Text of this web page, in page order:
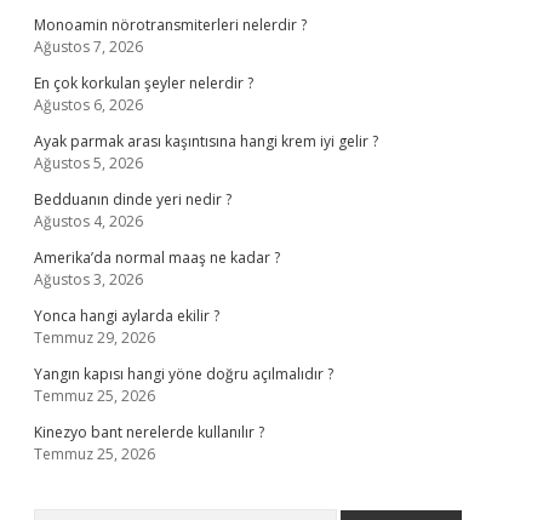
Monoamin nörotransmiterleri nelerdir ?
Ağustos 7, 2026
En çok korkulan şeyler nelerdir ?
Ağustos 6, 2026
Ayak parmak arası kaşıntısına hangi krem iyi gelir ?
Ağustos 5, 2026
Bedduanın dinde yeri nedir ?
Ağustos 4, 2026
Amerika’da normal maaş ne kadar ?
Ağustos 3, 2026
Yonca hangi aylarda ekilir ?
Temmuz 29, 2026
Yangın kapısı hangi yöne doğru açılmalıdır ?
Temmuz 25, 2026
Kinezyo bant nerelerde kullanılır ?
Temmuz 25, 2026